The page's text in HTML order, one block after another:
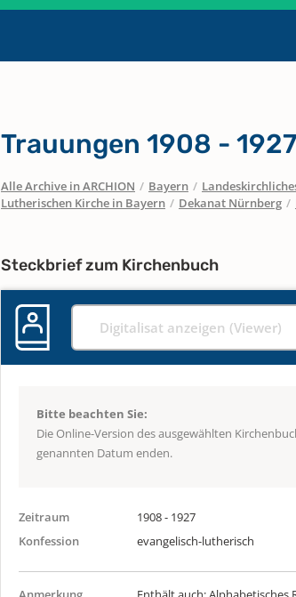
Trauungen 1908 - 1927
Alle Archive in ARCHION / Bayern /
Lutherischen Kirche in Bayern / Dekanat Nürnberg /
Steckbrief zum Kirchenbuch
Digitalisat anzeigen (Viewer)
Bitte beachten Sie:
Die Online-Version des ausgewählten
genannten Datum enden.
Zeitraum
1908 - 1927
Konfession
evangelisch-lutherisch